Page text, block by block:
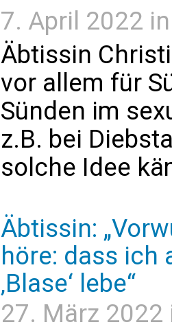
7. April 2022
Äbtissin
vor allem für
Sünden im
z.B. bei
solche Idee
Äbtissin:
höre: dass ich
‚Blase‘ lebe“
27. März